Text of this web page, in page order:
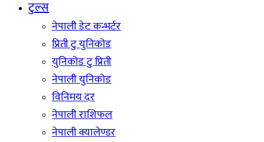
टुल्स
नेपाली डेट कन्भर्टर
प्रिती टु युनिकोड
युनिकोड टु प्रिती
नेपाली युनिकोड
विनिमय दर
नेपाली राशिफल
नेपाली क्यालेण्डर